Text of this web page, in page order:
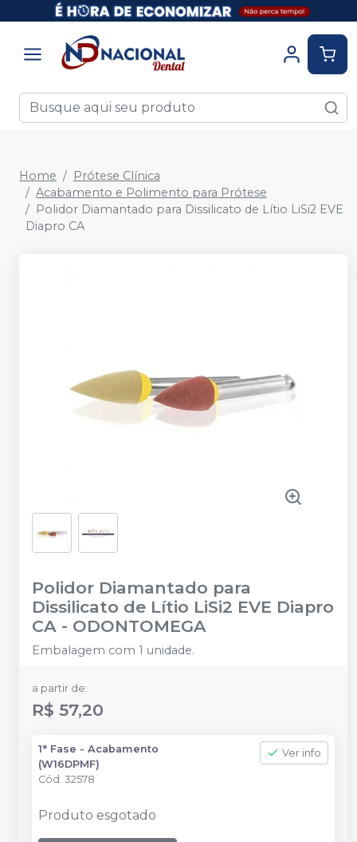
Home
Prótese Clínica
Acabamento e Polimento para Prótese
Polidor Diamantado para Dissilicato de Lítio LiSi2 EVE
Diapro CA
Polidor Diamantado para
Dissilicato de Lítio LiSi2 EVE Diapro
CA - ODONTOMEGA
Embalagem com 1 unidade.
a partir de:
R$ 57,20
1° Fase - Acabamento
(W16DPMF)
Cód. 32578
Ver info
Produto esgotado